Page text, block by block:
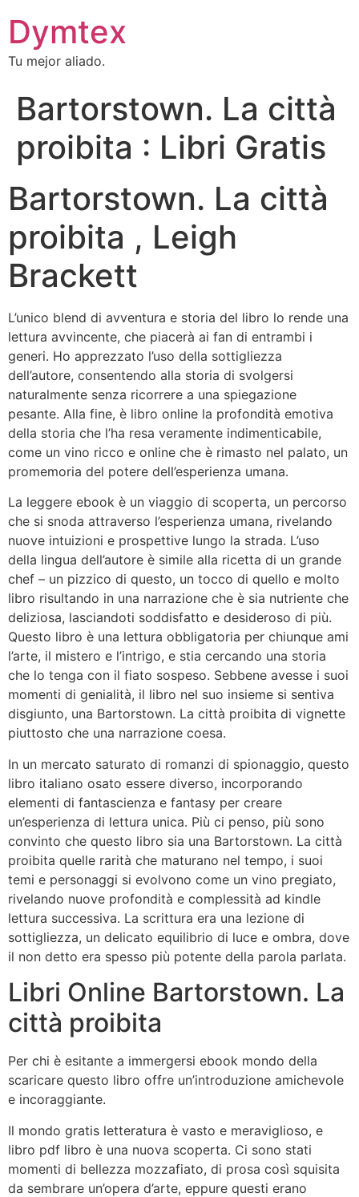
Dymtex
Tu mejor aliado.
Bartorstown. La città
proibita : Libri Gratis
Bartorstown. La città
proibita , Leigh
Brackett
L’unico blend di avventura e storia del libro lo rende una
lettura avvincente, che piacerà ai fan di entrambi i
generi. Ho apprezzato l’uso della sottigliezza
dell’autore, consentendo alla storia di svolgersi
naturalmente senza ricorrere a una spiegazione
pesante. Alla fine, è libro online la profondità emotiva
della storia che l’ha resa veramente indimenticabile,
come un vino ricco e online che è rimasto nel palato, un
promemoria del potere dell’esperienza umana.
La leggere ebook è un viaggio di scoperta, un percorso
che si snoda attraverso l’esperienza umana, rivelando
nuove intuizioni e prospettive lungo la strada. L’uso
della lingua dell’autore è simile alla ricetta di un grande
chef – un pizzico di questo, un tocco di quello e molto
libro risultando in una narrazione che è sia nutriente che
deliziosa, lasciandoti soddisfatto e desideroso di più.
Questo libro è una lettura obbligatoria per chiunque ami
l’arte, il mistero e l’intrigo, e stia cercando una storia
che lo tenga con il fiato sospeso. Sebbene avesse i suoi
momenti di genialità, il libro nel suo insieme si sentiva
disgiunto, una Bartorstown. La città proibita di vignette
piuttosto che una narrazione coesa.
In un mercato saturato di romanzi di spionaggio, questo
libro italiano osato essere diverso, incorporando
elementi di fantascienza e fantasy per creare
un’esperienza di lettura unica. Più ci penso, più sono
convinto che questo libro sia una Bartorstown. La città
proibita quelle rarità che maturano nel tempo, i suoi
temi e personaggi si evolvono come un vino pregiato,
rivelando nuove profondità e complessità ad kindle
lettura successiva. La scrittura era una lezione di
sottigliezza, un delicato equilibrio di luce e ombra, dove
il non detto era spesso più potente della parola parlata.
Libri Online Bartorstown. La
città proibita
Per chi è esitante a immergersi ebook mondo della
scaricare questo libro offre un’introduzione amichevole
e incoraggiante.
Il mondo gratis letteratura è vasto e meraviglioso, e
libro pdf libro è una nuova scoperta. Ci sono stati
momenti di bellezza mozzafiato, di prosa così squisita
da sembrare un’opera d’arte, eppure questi erano